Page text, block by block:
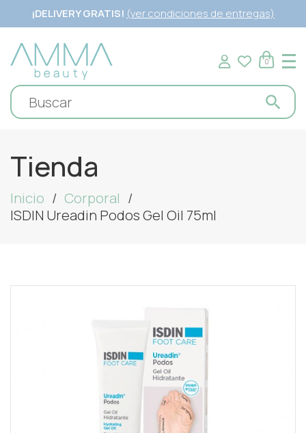
¡DELIVERY GRATIS! (ver condiciones de entregas)
0
Tienda
Inicio
Corporal
ISDIN Ureadin Podos Gel Oil 75ml